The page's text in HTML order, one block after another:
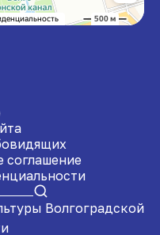
Волгоградской
соглашение